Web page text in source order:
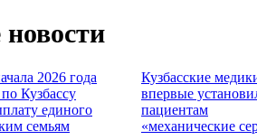
2026 года
Кузбассу
единого
семьям
Кузбасские
впервые
пациентам
«механические